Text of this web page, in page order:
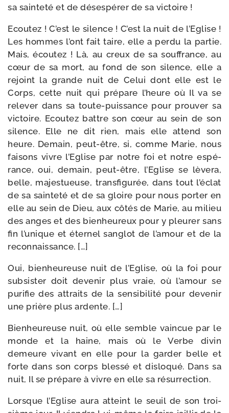
sa sain­te­té et de déses­pé­rer de sa victoire !
Ecoutez ! C’est le silence ! C’est la nuit de l’Eglise !
Les hommes l’ont fait taire, elle a per­du la par­tie.
Mais, écou­tez ! Là, au creux de sa souf­france, au
cœur de sa mort, au fond de son silence, elle a
rejoint la grande nuit de Celui dont elle est le
Corps, cette nuit qui pré­pare l’heure où Il va se
rele­ver dans sa toute-​puissance pour prou­ver sa
vic­toire. Ecoutez battre son cœur au sein de son
silence. Elle ne dit rien, mais elle attend son
heure. Demain, peut-​être, si, comme Marie, nous
fai­sons vivre l’Eglise par notre foi et notre espé­
rance, oui, demain, peut-​être, l’Eglise se lève­ra,
belle, majes­tueuse, trans­fi­gu­rée, dans tout l’é­clat
de sa sain­te­té et de sa gloire pour nous por­ter en
elle au sein de Dieu, aux côtés de Marie, au milieu
des anges et des bien­heu­reux pour y pleu­rer sans
fin l’u­nique et éter­nel san­glot de l’a­mour et de la
reconnaissance. […]
Oui, bien­heu­reuse nuit de l’Eglise, où la foi pour
sub­sis­ter doit deve­nir plus vraie, où l’a­mour se
puri­fie des attraits de la sen­si­bi­li­té pour deve­nir
une prière plus ardente. […]
Bienheureuse nuit, où elle semble vain­cue par le
monde et la haine, mais où le Verbe divin
demeure vivant en elle pour la gar­der belle et
forte dans son corps bles­sé et dis­lo­qué. Dans sa
nuit, Il se pré­pare à vivre en elle sa résurrection.
Lorsque l’Eglise aura atteint le seuil de son troi­